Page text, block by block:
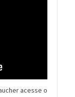
acesse o